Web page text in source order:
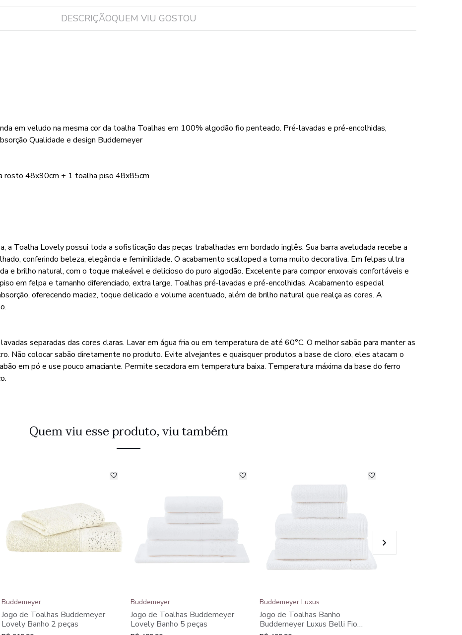
DESCRIÇÃOQUEM VIU GOSTOU
em veludo na mesma cor da toalha Toalhas em 100% algodão fio penteado. Pré-lavadas e pré-encolhidas,
Qualidade e design Buddemeyer
rosto 48x90cm + 1 toalha piso 48x85cm
a Toalha Lovely possui toda a sofisticação das peças trabalhadas em bordado inglês. Sua barra aveludada recebe a
conferindo beleza, elegância e feminilidade. O acabamento scalloped a torna muito decorativa. Em felpas ultra
e brilho natural, com o toque maleável e delicioso do puro algodão. Excelente para compor enxovais confortáveis e
em felpa e tamanho diferenciado, extra large. Toalhas pré-lavadas e pré-encolhidas. Acabamento especial
oferecendo maciez, toque delicado e volume acentuado, além de brilho natural que realça as cores. A
separadas das cores claras. Lavar em água fria ou em temperatura de até 60°C. O melhor sabão para manter as
Não colocar sabão diretamente no produto. Evite alvejantes e quaisquer produtos a base de cloro, eles atacam o
em pó e use pouco amaciante. Permite secadora em temperatura baixa. Temperatura máxima da base do ferro
Quem viu esse produto, viu também
Buddemeyer
Jogo de Toalhas Buddemeyer
Lovely Banho 2 peças
Buddemeyer
Jogo de Toalhas Buddemeyer
Lovely Banho 5 peças
Buddemeyer Luxus
Jogo de Toalhas Banho
Buddemeyer Luxus Belli Fio